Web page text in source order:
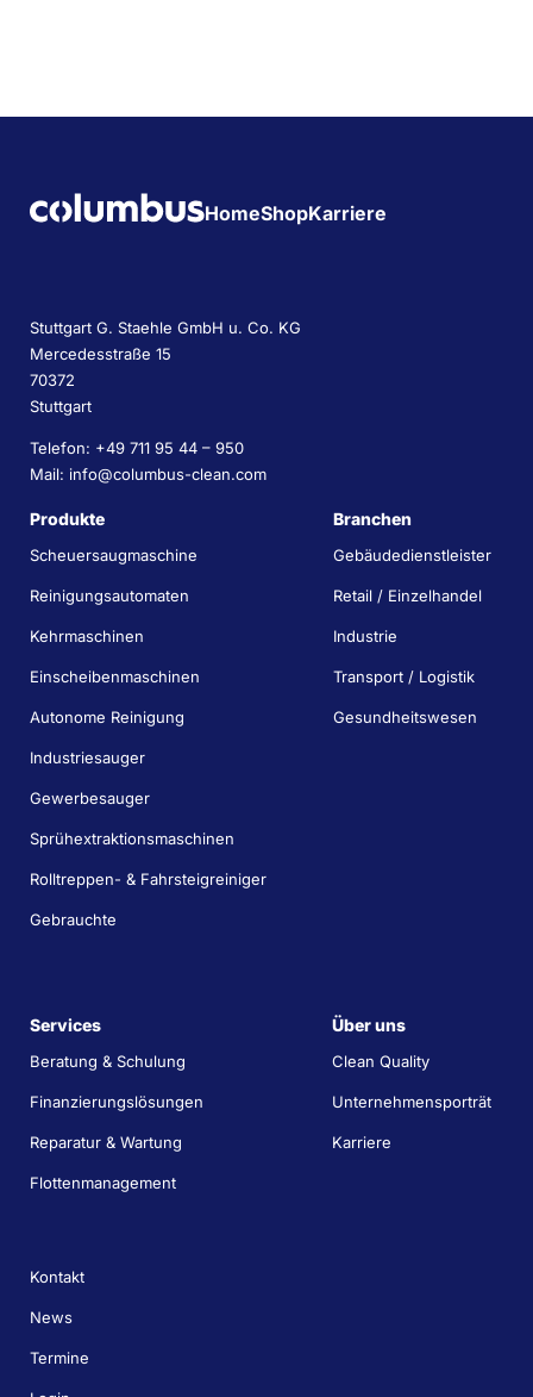
HomeShopKarriere
Stuttgart G. Staehle GmbH u. Co. KG
Mercedesstraße 15
70372
Stuttgart
Telefon: +49 711 95 44 – 950
Mail: info@columbus-clean.com
Produkte
Scheuersaugmaschine
Reinigungsautomaten
Kehrmaschinen
Einscheibenmaschinen
Autonome Reinigung
Industriesauger
Gewerbesauger
Sprühextraktionsmaschinen
Rolltreppen- & Fahrsteigreiniger
Gebrauchte
Branchen
Gebäudedienstleister
Retail / Einzelhandel
Industrie
Transport / Logistik
Gesundheitswesen
Services
Beratung & Schulung
Finanzierungslösungen
Reparatur & Wartung
Flottenmanagement
Über uns
Clean Quality
Unternehmensporträt
Karriere
Kontakt
News
Termine